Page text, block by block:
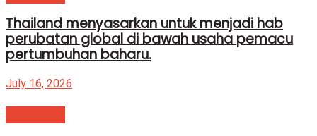
Thailand menyasarkan untuk menjadi hab
perubatan global di bawah usaha pemacu
pertumbuhan baharu.
July 16, 2026